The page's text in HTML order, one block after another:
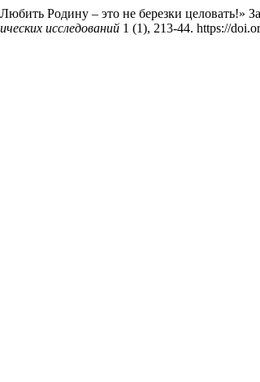
Родину – это не березки целовать!»
исследований 1 (1), 213-44. https://